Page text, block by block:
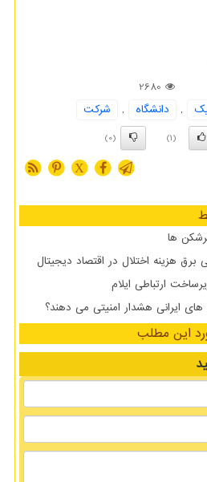
2680
, دانشگاه ,
شركت
(1)
(0)
X
ها
برق هزینه اختلال در اقتصاد دیجیتال
ارتباطی ایلام
ایرانی هشدار امنیتی می دهند؟
این مطلب